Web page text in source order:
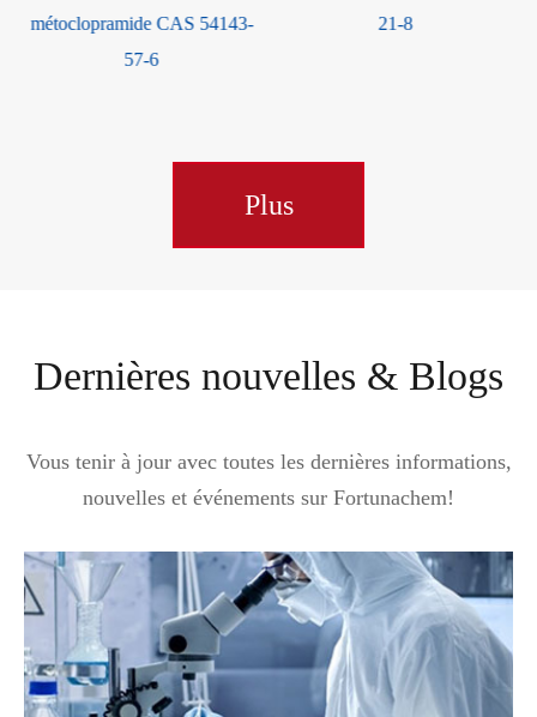
métoclopramide CAS 54143-
57-6
21-8
Plus
Dernières nouvelles & Blogs
Vous tenir à jour avec toutes les dernières informations,
nouvelles et événements sur Fortunachem!